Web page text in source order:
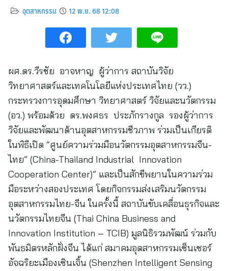
อุตสาหกรรม 12 พ.ย. 68 12:08
ผศ.ดร.วีรชัย อาจหาญ ผู้ว่าการ สถาบันวิจัย
วิทยาศาสตร์และเทคโนโลยีแห่งประเทศไทย (วว.)
กระทรวงการอุดมศึกษา วิทยาศาสตร์ วิจัยและนวัตกรรม
(อว.) พร้อมด้วย ดร.พงศธร ประภักรางกูล รองผู้ว่าการ
วิจัยและพัฒนาด้านอุตสาหกรรมชีวภาพ ร่วมเป็นเกียรติ
ในพิธีเปิด “ศูนย์ความร่วมมือนวัตกรรมอุตสาหกรรมจีน-
ไทย” (China-Thailand Industrial Innovation
Cooperation Center)” และเป็นสักขีพยานในความร่วม
มือระหว่างสองประเทศ โดยกิจกรรมส่งเสริมนวัตกรรม
อุตสาหกรรมไทย-จีน ในครั้งนี้ สถาบันขับเคลื่อนธุรกิจและ
นวัตกรรมไทยจีน (Thai China Business and
Innovation Institution – TCIB) มูลนิธิรวมพัฒน์ ร่วมกับ
พันธมิตรหลักฝั่งจีน ได้แก่ สมาคมอุตสาหกรรมเซ็นเซอร์
อัจฉริยะเมืองเซินเจิ้น (Shenzhen Intelligent Sensing